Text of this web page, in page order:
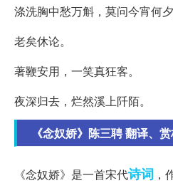
涤洗胸中愁万斛，莫问今宵何夕
老矣休论。
著鞭安用，一笑真狂客。
夜深归去，烂然溪上阡陌。
《念奴娇》陈三聘 翻译、
《念奴娇》是一首宋代诗词 ，